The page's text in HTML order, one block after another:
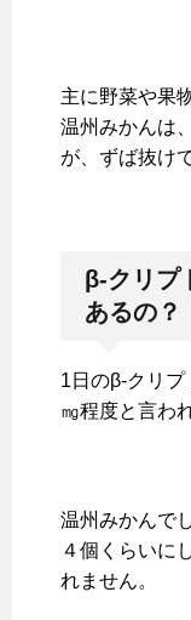
主に野菜や果
温州みかんは
が、ずば抜け
β-クリプ
あるの？
1日のβ-クリ
㎎程度と言わ
温州みかんで
４個くらいに
れません。